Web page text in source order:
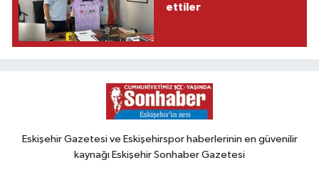
ettiler
Eskişehir Gazetesi ve Eskişehirspor haberlerinin en güvenilir
kaynağı Eskişehir Sonhaber Gazetesi